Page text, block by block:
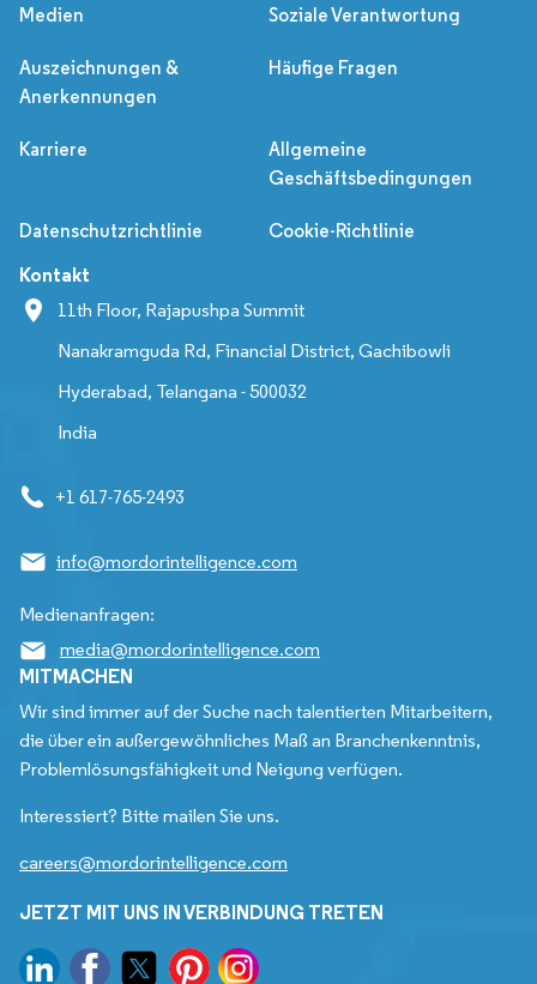
Medien Soziale Verantwortung
Auszeichnungen &
Anerkennungen
Häufige Fragen
Karriere
Allgemeine
Geschäftsbedingungen
Datenschutzrichtlinie Cookie-Richtlinie
Kontakt
11th Floor, Rajapushpa Summit
Nanakramguda Rd, Financial District, Gachibowli
Hyderabad, Telangana - 500032
India
+1 617-765-2493
info@mordorintelligence.com
Medienanfragen:
media@mordorintelligence.com
MITMACHEN
Wir sind immer auf der Suche nach talentierten Mitarbeitern,
die über ein außergewöhnliches Maß an Branchenkenntnis,
Problemlösungsfähigkeit und Neigung verfügen.
Interessiert? Bitte mailen Sie uns.
careers@mordorintelligence.com
JETZT MIT UNS IN VERBINDUNG TRETEN